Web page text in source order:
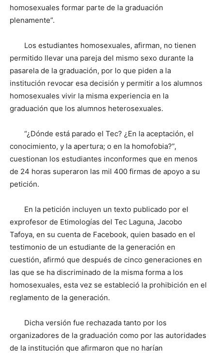
homosexuales formar parte de la graduación
plenamente”.
Los estudiantes homosexuales, afirman, no tienen
permitido llevar una pareja del mismo sexo durante la
pasarela de la graduación, por lo que piden a la
institución revocar esa decisión y permitir a los alumnos
homosexuales vivir la misma experiencia en la
graduación que los alumnos heterosexuales.
“¿Dónde está parado el Tec? ¿En la aceptación, el
conocimiento, y la apertura; o en la homofobia?”,
cuestionan los estudiantes inconformes que en menos
de 24 horas superaron las mil 400 firmas de apoyo a su
petición.
En la petición incluyen un texto publicado por el
exprofesor de Etimologías del Tec Laguna, Jacobo
Tafoya, en su cuenta de Facebook, quien basado en el
testimonio de un estudiante de la generación en
cuestión, afirmó que después de cinco generaciones en
las que se ha discriminado de la misma forma a los
homosexuales, esta vez se estableció la prohibición en el
reglamento de la generación.
Dicha versión fue rechazada tanto por los
organizadores de la graduación como por las autoridades
de la institución que afirmaron que no harían